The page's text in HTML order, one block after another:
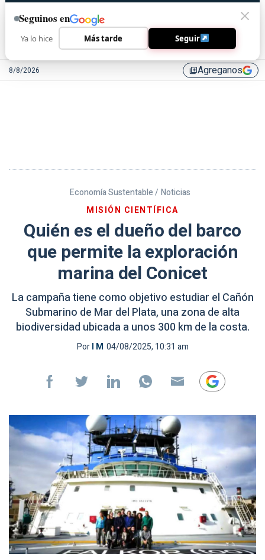
8/8/2026 library_addAgreganos
Economía Sustentable / Noticias
MISIÓN CIENTÍFICA
Quién es el dueño del barco
que permite la exploración
marina del Conicet
La campaña tiene como objetivo estudiar el Cañón
Submarino de Mar del Plata, una zona de alta
biodiversidad ubicada a unos 300 km de la costa.
PorI M 04/08/2025, 10:31 am
Seguinos en
Ya lo hice Más tarde Seguir